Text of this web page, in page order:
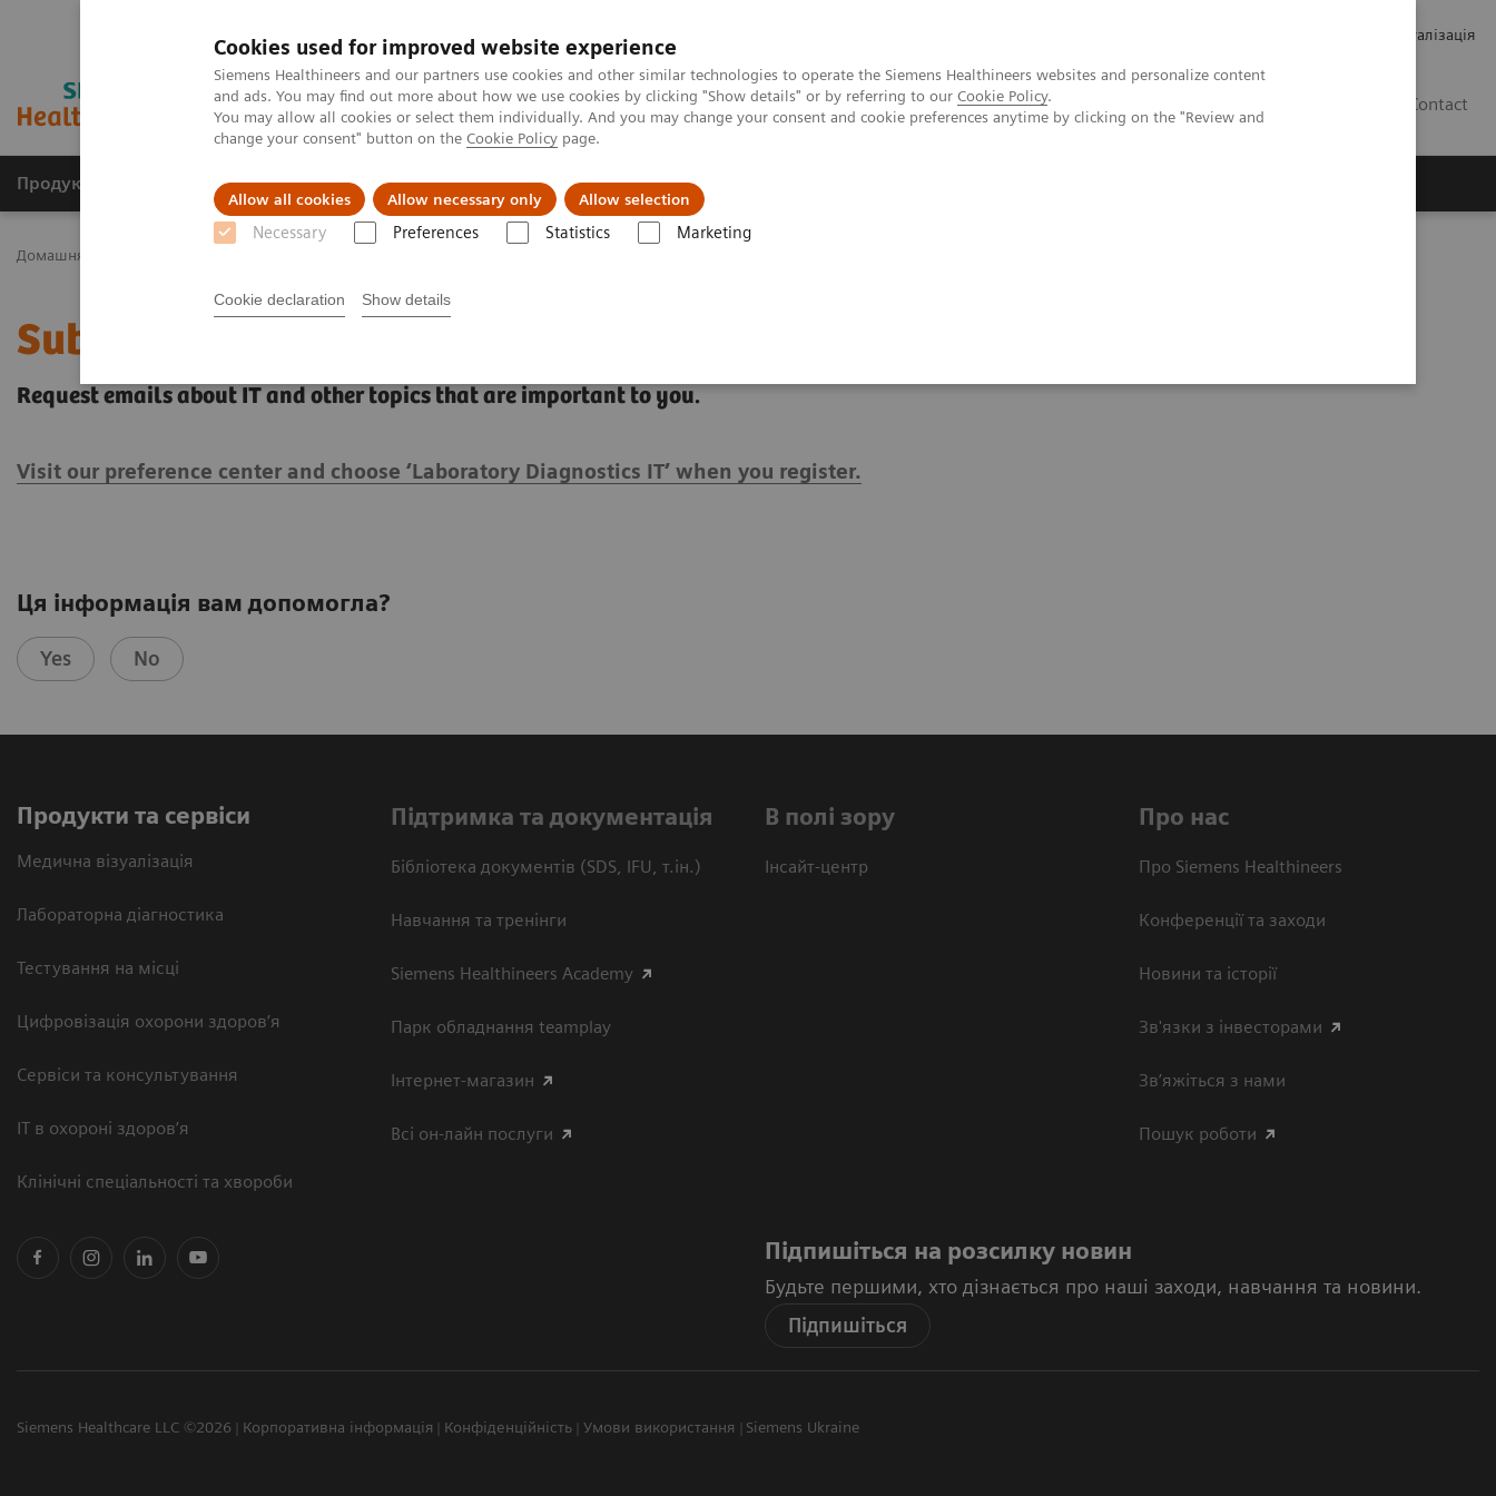
Cookies used for improved website experience
Siemens Healthineers and our partners use cookies and other similar technologies to operate the Siemens Healthineers websites and personalize content
and ads. You may find out more about how we use cookies by clicking "Show details" or by referring to our Cookie Policy.
You may allow all cookies or select them individually. And you may change your consent and cookie preferences anytime by clicking on the "Review and
change your consent" button on the Cookie Policy page.
Allow all cookies Allow necessary only Allow selection
Necessary Preferences Statistics Marketing
Cookie declaration Show details
Медична візуалізація
Contact
Продукція та сервіси Клінічні галузі Підтримка та документація
Домашня
Subscribe today!
Request emails about IT and other topics that are important to you.
Visit our preference center and choose ‘Laboratory Diagnostics IT’ when you register.
Ця інформація вам допомогла?
Yes No
Продукти та сервіси
Медична візуалізація
Лабораторна діагностика
Тестування на місці
Цифровізація охорони здоров’я
Сервіси та консультування
ІТ в охороні здоров’я
Клінічні спеціальності та хвороби
Підтримка та документація
Бібліотека документів (SDS, IFU, т.ін.)
Навчання та тренінги
Siemens Healthineers Academy
Парк обладнання teamplay
Інтернет-магазин
Всі он-лайн послуги
В полі зору
Інсайт-центр
Про нас
Про Siemens Healthineers
Конференції та заходи
Новини та історії
Зв'язки з інвесторами
Зв’яжіться з нами
Пошук роботи
Підпишіться на розсилку новин
Будьте першими, хто дізнається про наші заходи, навчання та новини.
Підпишіться
Siemens Healthcare LLC ©2026 Корпоративна інформація Конфіденційність Умови використання Siemens Ukraine